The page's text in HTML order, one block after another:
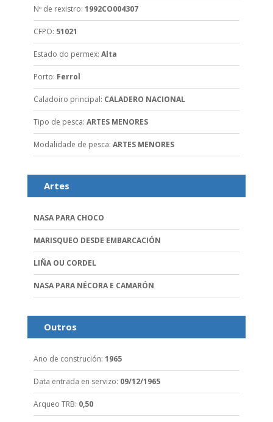
Nº de rexistro: 1992CO004307
CFPO: 51021
Estado do permex: Alta
Porto: Ferrol
Caladoiro principal: CALADERO NACIONAL
Tipo de pesca: ARTES MENORES
Modalidade de pesca: ARTES MENORES
Artes
NASA PARA CHOCO
MARISQUEO DESDE EMBARCACIÓN
LIÑA OU CORDEL
NASA PARA NÉCORA E CAMARÓN
Outros
Ano de construción: 1965
Data entrada en servizo: 09/12/1965
Arqueo TRB: 0,50